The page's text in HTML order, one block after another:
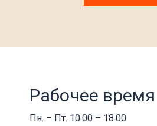
Рабочее время
Пн. – Пт. 10.00 – 18.00